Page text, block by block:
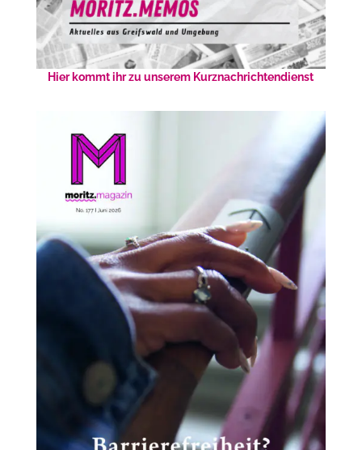
Hier kommt ihr zu unserem Kurznachrichtendienst